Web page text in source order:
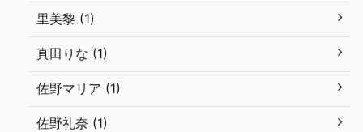
里美黎 (1)
真田りな (1)
佐野マリア (1)
佐野礼奈 (1)